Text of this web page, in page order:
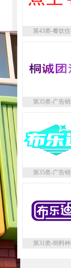
第43类-餐饮
第35类-广告
第35类-广告
第31类-饲料